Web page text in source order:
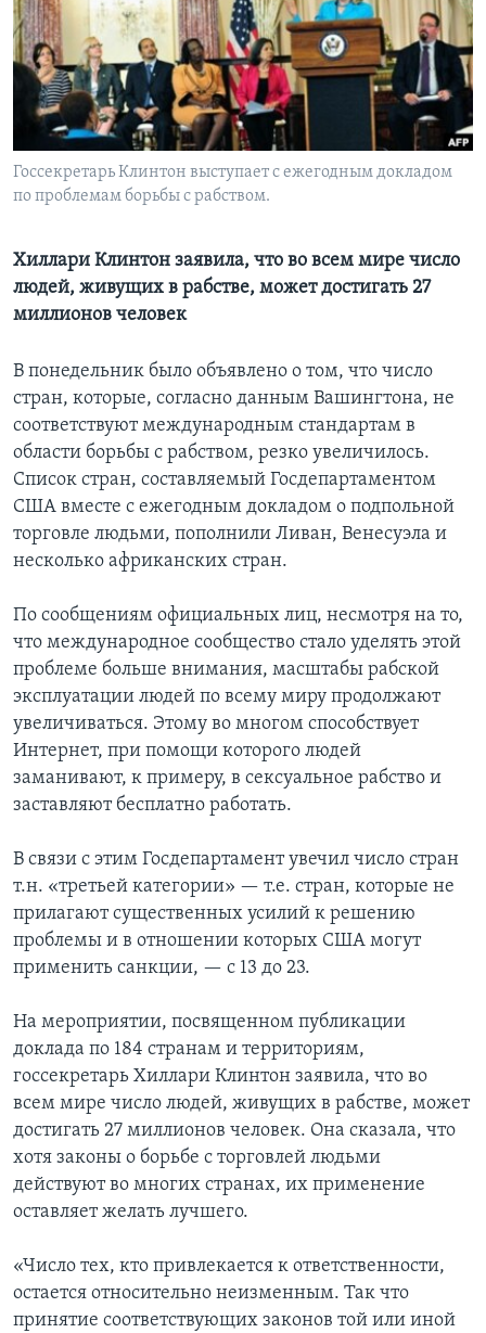
Learning English
СОЦИАЛЬНЫЕ СЕТИ
Языки
Госсекретарь Клинтон выступает с ежегодным докладом
по проблемам борьбы с рабством.
Хиллари Клинтон заявила, что во всем мире число
людей, живущих в рабстве, может достигать 27
миллионов человек
В понедельник было объявлено о том, что число
стран, которые, согласно данным Вашингтона, не
соответствуют международным стандартам в
области борьбы с рабством, резко увеличилось.
Список стран, составляемый Госдепартаментом
США вместе с ежегодным докладом о подпольной
торговле людьми, пополнили Ливан, Венесуэла и
несколько африканских стран.
По сообщениям официальных лиц, несмотря на то,
что международное сообщество стало уделять этой
проблеме больше внимания, масштабы рабской
эксплуатации людей по всему миру продолжают
увеличиваться. Этому во многом способствует
Интернет, при помощи которого людей
заманивают, к примеру, в сексуальное рабство и
заставляют бесплатно работать.
В связи с этим Госдепартамент увечил число стран
т.н. «третьей категории» — т.е. стран, которые не
прилагают существенных усилий к решению
проблемы и в отношении которых США могут
применить санкции, — с 13 до 23.
На мероприятии, посвященном публикации
доклада по 184 странам и территориям,
госсекретарь Хиллари Клинтон заявила, что во
всем мире число людей, живущих в рабстве, может
достигать 27 миллионов человек. Она сказала, что
хотя законы о борьбе с торговлей людьми
действуют во многих странах, их применение
оставляет желать лучшего.
«Число тех, кто привлекается к ответственности,
остается относительно неизменным. Так что
принятие соответствующих законов той или иной